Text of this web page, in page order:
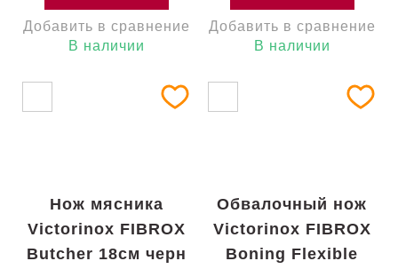
Добавить в сравнение
В наличии
Добавить в сравнение
В наличии
Нож мясника
Victorinox FIBROX
Butcher 18см черн
Обвалочный нож
Victorinox FIBROX
Boning Flexible